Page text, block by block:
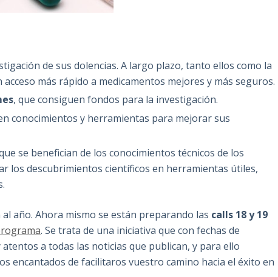
de sus dolencias. A largo plazo, tanto ellos como la
más rápido a medicamentos mejores y más seguros.
, que consiguen fondos para la investigación.
conocimientos y herramientas para mejorar sus
se benefician de los conocimientos técnicos de los
los descubrimientos científicos en herramientas útiles,
año. Ahora mismo se están preparando las calls 18 y 19
. Se trata de una iniciativa que con fechas de
a todas las noticias que publican, y para ello
encantados de facilitaros vuestro camino hacia el éxito en